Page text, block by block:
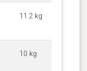
11.2 kg
10 kg